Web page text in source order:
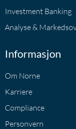
Investment Banking
Analyse &
Informasjon
Om Norne
Karriere
Compliance
Personvern